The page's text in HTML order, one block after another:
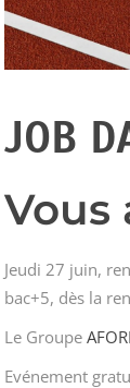
JOB
Vous
Jeudi 27 juin,
bac+5, dès la
Le Groupe
Evénement